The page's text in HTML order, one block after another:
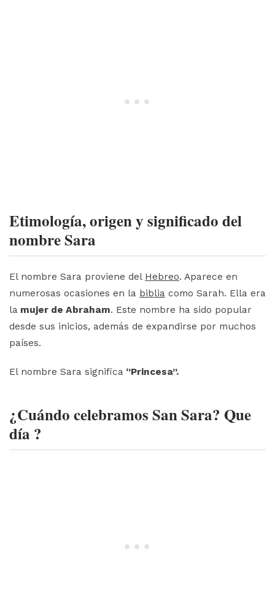
Etimología, origen y significado del
nombre Sara
El nombre Sara proviene del Hebreo. Aparece en
numerosas ocasiones en la biblia como Sarah. Ella era
la mujer de Abraham. Este nombre ha sido popular
desde sus inicios, además de expandirse por muchos
países.
El nombre Sara significa ‘’Princesa’’.
¿Cuándo celebramos San Sara? Que
día ?